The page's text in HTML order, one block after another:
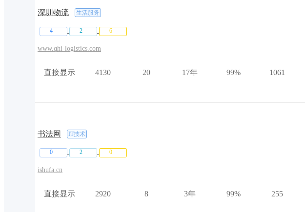
深圳物流 生活服务
4 2 6
www.qhi-logistics.com
直接显示 4130 20 17年 99% 1061
书法网 IT技术
0 2 0
ishufa.cn
直接显示 2920 8 3年 99% 255